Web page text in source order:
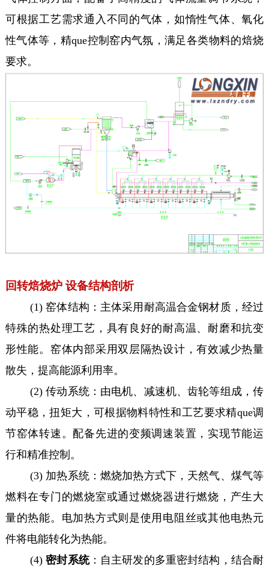
可根据工艺需求通入不同的气体，如惰性气体、氧化
性气体等，精que控制窑内气氛，满足各类物料的焙烧
要求。
回转焙烧炉 设备结构剖析
(1) 窑体结构：主体采用耐高温合金钢材质，经过
特殊的热处理工艺，具有良好的耐高温、耐磨和抗变
形性能。窑体内部采用双层隔热设计，有效减少热量
散失，提高能源利用率。
(2) 传动系统：由电机、减速机、齿轮等组成，传
动平稳，扭矩大，可根据物料特性和工艺要求精que调
节窑体转速。配备先进的变频调速装置，实现节能运
行和精准控制。
(3) 加热系统：燃烧加热方式下，天然气、煤气等
燃料在专门的燃烧室或通过燃烧器进行燃烧，产生大
量的热能。电加热方式则是使用电阻丝或其他电热元
件将电能转化为热能。
(4)密封系统：自主研发的多重密封结构，结合耐